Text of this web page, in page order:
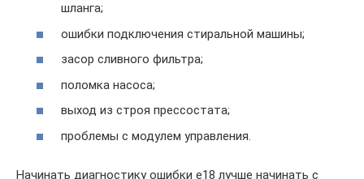
шланга;
ошибки подключения стиральной машины;
засор сливного фильтра;
поломка насоса;
выход из строя прессостата;
проблемы с модулем управления.
Начинать диагностику ошибки е18 лучше начинать с